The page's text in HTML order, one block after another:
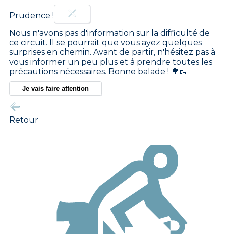
Prudence !
Nous n'avons pas d'information sur la difficulté de
ce circuit. Il se pourrait que vous ayez quelques
surprises en chemin. Avant de partir, n'hésitez pas à
vous informer un peu plus et à prendre toutes les
précautions nécessaires. Bonne balade ! 🌳🥾
Je vais faire attention
Retour